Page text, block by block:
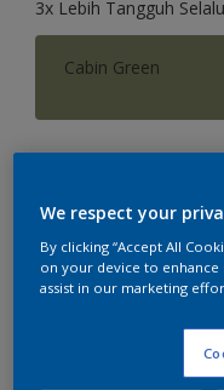
3x Lebih Tangguh
Cabin Green
Jumlah
We respect your
By clicking “Accept All
on your device to enhance
assist in our marketing